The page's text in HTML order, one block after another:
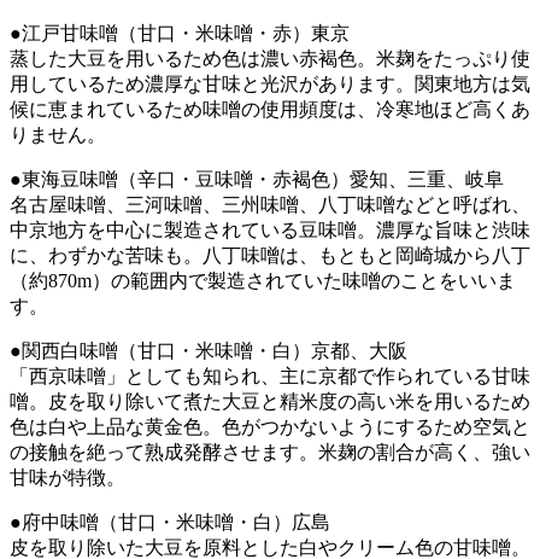
●江戸甘味噌（甘口・米味噌・赤）東京
蒸した大豆を用いるため色は濃い赤褐色。米麹をたっぷり使
用しているため濃厚な甘味と光沢があります。関東地方は気
候に恵まれているため味噌の使用頻度は、冷寒地ほど高くあ
りません。
●東海豆味噌（辛口・豆味噌・赤褐色）愛知、三重、岐阜
名古屋味噌、三河味噌、三州味噌、八丁味噌などと呼ばれ、
中京地方を中心に製造されている豆味噌。濃厚な旨味と渋味
に、わずかな苦味も。八丁味噌は、もともと岡崎城から八丁
（約870m）の範囲内で製造されていた味噌のことをいいま
す。
●関西白味噌（甘口・米味噌・白）京都、大阪
「西京味噌」としても知られ、主に京都で作られている甘味
噌。皮を取り除いて煮た大豆と精米度の高い米を用いるため
色は白や上品な黄金色。色がつかないようにするため空気と
の接触を絶って熟成発酵させます。米麹の割合が高く、強い
甘味が特徴。
●府中味噌（甘口・米味噌・白）広島
皮を取り除いた大豆を原料とした白やクリーム色の甘味噌。